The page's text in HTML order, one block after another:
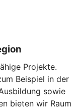
Projekte.
Beispiel in der
sowie
bieten wir Raum